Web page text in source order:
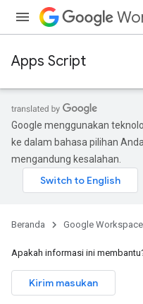
Apps Script
Google menggunakan
ke dalam bahasa pilihan
mengandung kesalahan.
Beranda Google Workspace
Apakah informasi ini
Kirim masukan